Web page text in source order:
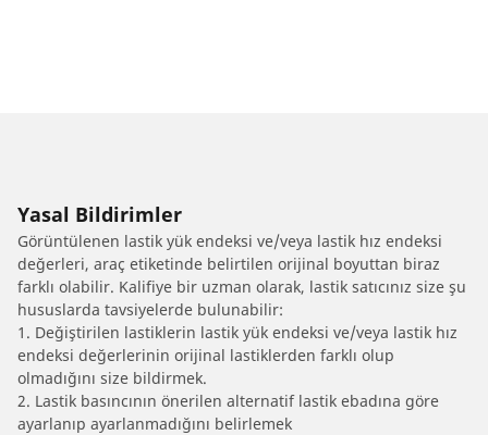
Yasal Bildirimler
Görüntülenen lastik yük endeksi ve/veya lastik hız endeksi
değerleri, araç etiketinde belirtilen orijinal boyuttan biraz
farklı olabilir. Kalifiye bir uzman olarak, lastik satıcınız size şu
hususlarda tavsiyelerde bulunabilir:
1. Değiştirilen lastiklerin lastik yük endeksi ve/veya lastik hız
endeksi değerlerinin orijinal lastiklerden farklı olup
olmadığını size bildirmek.
2. Lastik basıncının önerilen alternatif lastik ebadına göre
ayarlanıp ayarlanmadığını belirlemek